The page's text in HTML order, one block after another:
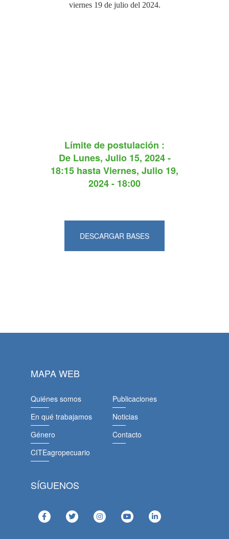
viernes 19 de julio del 2024.
Límite de postulación :
De Lunes, Julio 15, 2024 -
18:15 hastaViernes, Julio 19,
2024 - 18:00
DESCARGAR BASES
MAPA WEB
Quiénes somos
En qué trabajamos
Género
CITEagropecuario
Publicaciones
Noticias
Contacto
SÍGUENOS